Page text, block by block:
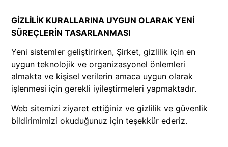
GİZLİLİK KURALLARINA UYGUN OLARAK YENİ
SÜREÇLERİN TASARLANMASI
Yeni sistemler geliştirirken, Şirket, gizlilik için en
uygun teknolojik ve organizasyonel önlemleri
almakta ve kişisel verilerin amaca uygun olarak
işlenmesi için gerekli iyileştirmeleri yapmaktadır.
Web sitemizi ziyaret ettiğiniz ve gizlilik ve güvenlik
bildirimimizi okuduğunuz için teşekkür ederiz.